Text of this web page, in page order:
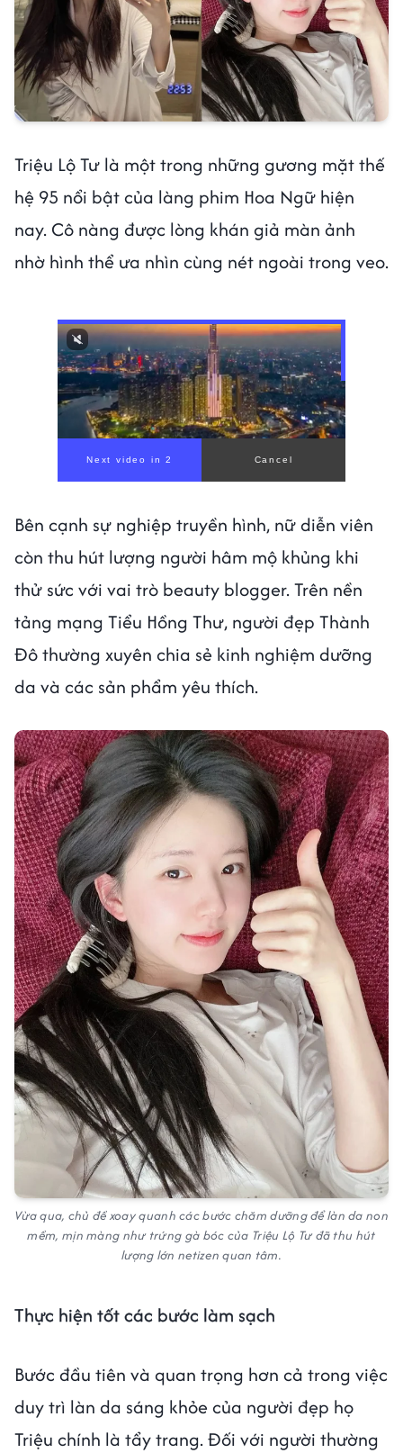
Triệu Lộ Tư là một trong những gương mặt thế
hệ 95 nổi bật của làng phim Hoa Ngữ hiện
nay. Cô nàng được lòng khán giả màn ảnh
nhờ hình thể ưa nhìn cùng nét ngoài trong veo.
Bên cạnh sự nghiệp truyền hình, nữ diễn viên
còn thu hút lượng người hâm mộ khủng khi
thử sức với vai trò beauty blogger. Trên nền
tảng mạng Tiểu Hồng Thư, người đẹp Thành
Đô thường xuyên chia sẻ kinh nghiệm dưỡng
da và các sản phẩm yêu thích.
Vừa qua, chủ đề xoay quanh các bước chăm dưỡng để làn da non
mềm, mịn màng như trứng gà bóc của Triệu Lộ Tư đã thu hút
lượng lớn netizen quan tâm.
Thực hiện tốt các bước làm sạch
Bước đầu tiên và quan trọng hơn cả trong việc
duy trì làn da sáng khỏe của người đẹp họ
Triệu chính là tẩy trang. Đối với người thường